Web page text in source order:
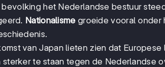
het Nederlandse bestuur
Nationalisme groeide vooral onder
van Japan lieten zien dat
te staan tegen de Nederlandse